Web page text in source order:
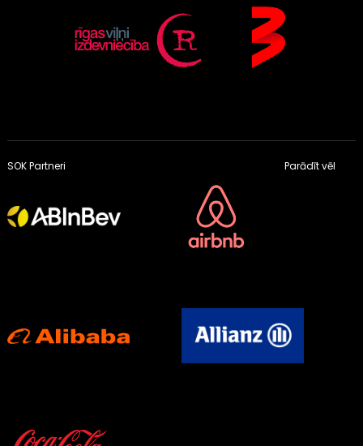
SOK Partneri Parādīt vēl